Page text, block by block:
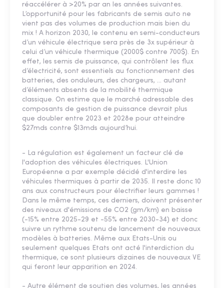
réaccélérer à >20% par an les années suivantes.
L’opportunité pour les fabricants de semis auto ne
vient pas des volumes de production mais bien du
mix ! A horizon 2030, le contenu en semi-conducteurs
d’un véhicule électrique sera près de 3x supérieur à
celui d’un véhicule thermique (2000$ contre 700$). En
effet, les semis de puissance, qui contrôlent les flux
d’électricité, sont essentiels au fonctionnement des
batteries, des onduleurs, des chargeurs, … autant
d’éléments absents de la mobilité thermique
classique. On estime que le marché adressable des
composants de gestion de puissance devrait plus
que doubler entre 2023 et 2028e pour atteindre
$27mds contre $13mds aujourd’hui.
- La régulation est également un facteur clé de
l'adoption des véhicules électriques. L'Union
Européenne a par exemple décidé d'interdire les
véhicules thermiques à partir de 2035. Il reste donc 10
ans aux constructeurs pour électrifier leurs gammes !
Dans le même temps, ces derniers, doivent présenter
des niveaux d'émissions de CO2 (gm/km) en baisse
(-15% entre 2025-29 et -55% entre 2030-34) et donc
suivre un rythme soutenu de lancement de nouveaux
modèles à batteries. Même aux Etats-Unis ou
seulement quelques Etats ont acté l'interdiction du
thermique, ce sont plusieurs dizaines de nouveaux VE
qui feront leur apparition en 2024.
- Autre élément de soutien des volumes, les années